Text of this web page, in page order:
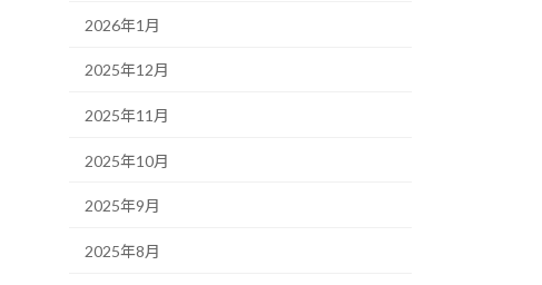
2026年1月
2025年12月
2025年11月
2025年10月
2025年9月
2025年8月